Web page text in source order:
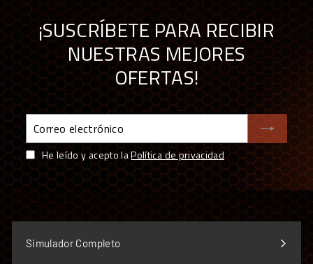
¿Sirve para cualquier auricular?
¿Ayuda con los cables?
¿Es difícil de instalar?
COMPRAR EN SIMUFY ES COMPRAR CON
GARANTÍAS
Único Centro Oficial de Reparación Fanatec fuera
¡SUSCRÍBETE PARA RECIBIR
NUESTRAS MEJORES
OFERTAS!
Correo
electrónico
He leído y acepto laPolítica de privacidad
Simulador Completo